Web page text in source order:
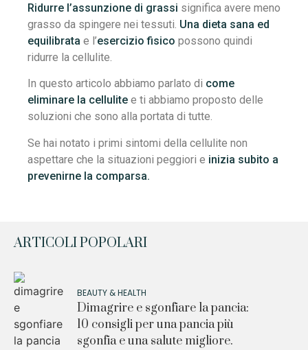
Ridurre l’assunzione di grassi significa avere meno
grasso da spingere nei tessuti. Una dieta sana ed
equilibrata e l’esercizio fisico possono quindi
ridurre la cellulite.
In questo articolo abbiamo parlato di come
eliminare la cellulite e ti abbiamo proposto delle
soluzioni che sono alla portata di tutte.
Se hai notato i primi sintomi della cellulite non
aspettare che la situazioni peggiori e inizia subito a
prevenirne la comparsa.
ARTICOLI POPOLARI
BEAUTY & HEALTH
Dimagrire e sgonfiare la pancia:
10 consigli per una pancia più
sgonfia e una salute migliore.